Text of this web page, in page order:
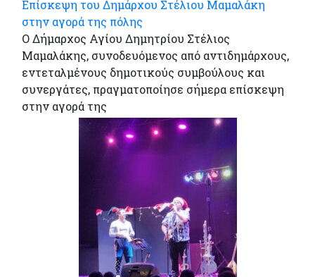
Επίσκεψη του Δημάρχου Στέλιου Μαμαλάκη
στην αγορά της πόλης
Ο Δήμαρχος Αγίου Δημητρίου Στέλιος
Μαμαλάκης, συνοδευόμενος από αντιδημάρχους,
εντεταλμένους δημοτικούς συμβούλους και
συνεργάτες, πραγματοποίησε σήμερα επίσκεψη
στην αγορά της